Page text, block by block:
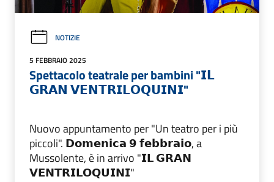
NOTIZIE
5 FEBBRAIO 2025
Spettacolo teatrale per bambini "𝗜𝗟
𝗚𝗥𝗔𝗡 𝗩𝗘𝗡𝗧𝗥𝗜𝗟𝗢𝗤𝗨𝗜𝗡𝗜"
Nuovo appuntamento per "Un teatro per i più
piccoli". 𝗗𝗼𝗺𝗲𝗻𝗶𝗰𝗮 𝟵 𝗳𝗲𝗯𝗯𝗿𝗮𝗶𝗼, a
Mussolente, è in arrivo "𝗜𝗟 𝗚𝗥𝗔𝗡
𝗩𝗘𝗡𝗧𝗥𝗜𝗟𝗢𝗤𝗨𝗜𝗡𝗜"